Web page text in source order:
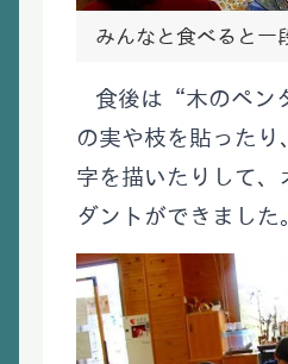
みんなと食べると一
食後は“木のペン
の実や枝を貼ったり
字を描いたりして、
ダントができまし